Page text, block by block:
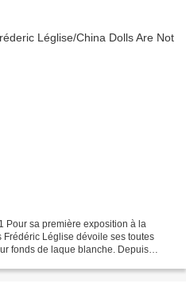
Pour sa première exposition à la
Léglise dévoile ses toutes
fonds de laque blanche. Depuis